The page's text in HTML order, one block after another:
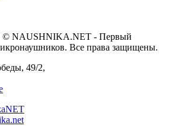
© NAUSHNIKA.NET - Первый
Все права защищены.
49/2,